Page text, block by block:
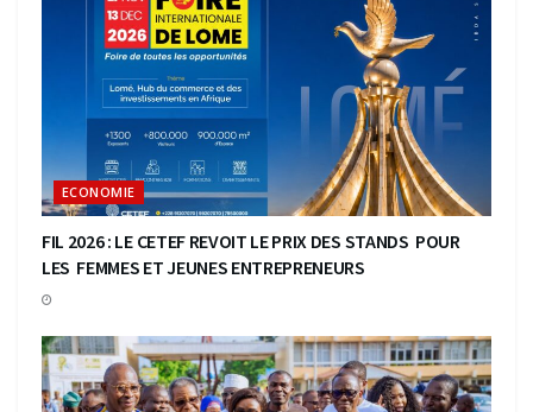
ECONOMIE
FIL 2026 : LE CETEF REVOIT LE PRIX DES STANDS POUR
LES FEMMES ET JEUNES ENTREPRENEURS